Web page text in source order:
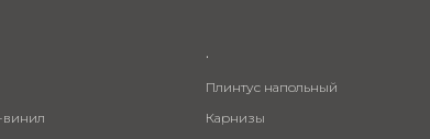
винил
.
Плинтус напольный
Карнизы